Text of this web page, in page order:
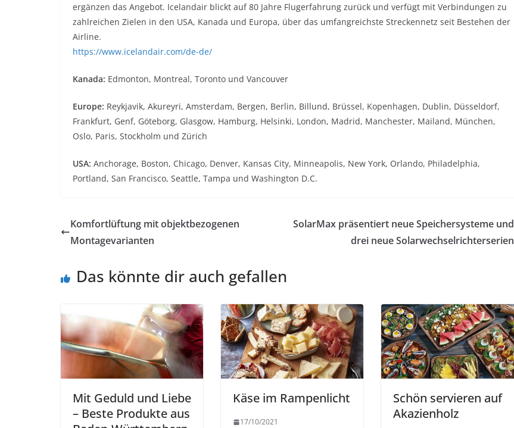
ergänzen das Angebot. Icelandair blickt auf 80 Jahre Flugerfahrung zurück und verfügt mit Verbindungen zu
zahlreichen Zielen in den USA, Kanada und Europa, über das umfangreichste Streckennetz seit Bestehen der
Airline.
https://www.icelandair.com/de-de/
Kanada: Edmonton, Montreal, Toronto und Vancouver
Europe: Reykjavik, Akureyri, Amsterdam, Bergen, Berlin, Billund, Brüssel, Kopenhagen, Dublin, Düsseldorf,
Frankfurt, Genf, Göteborg, Glasgow, Hamburg, Helsinki, London, Madrid, Manchester, Mailand, München,
Oslo, Paris, Stockholm und Zürich
USA: Anchorage, Boston, Chicago, Denver, Kansas City, Minneapolis, New York, Orlando, Philadelphia,
Portland, San Francisco, Seattle, Tampa und Washington D.C.
Komfortlüftung mit objektbezogenen
Montagevarianten
SolarMax präsentiert neue Speichersysteme und
drei neue Solarwechselrichterserien
Das könnte dir auch gefallen
Mit Geduld und Liebe
– Beste Produkte aus
Käse im Rampenlicht
17/10/2021
Schön servieren auf
Akazienholz